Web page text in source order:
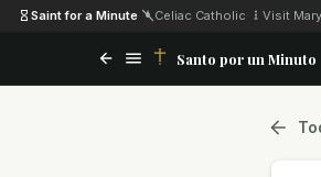
Saint for a Minute Celiac Catholic Visit Mary
Santo por un Minuto